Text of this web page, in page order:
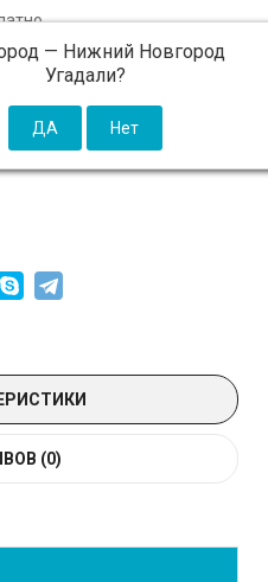
— Нижний Новгород
Угадали?
- 300 ₽ (от 5 000 ₽
(0)